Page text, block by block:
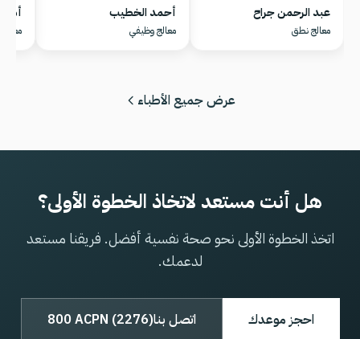
عبد الرحمن جراح
معالج نطق
أحمد الخطيب
معالج وظيفي
عرض جميع الأطباء
هل أنت مستعد لاتخاذ الخطوة الأولى؟
اتخذ الخطوة الأولى نحو صحة نفسية أفضل. فريقنا مستعد
لدعمك.
احجز موعدك اتصل بنا800 ACPN (2276)